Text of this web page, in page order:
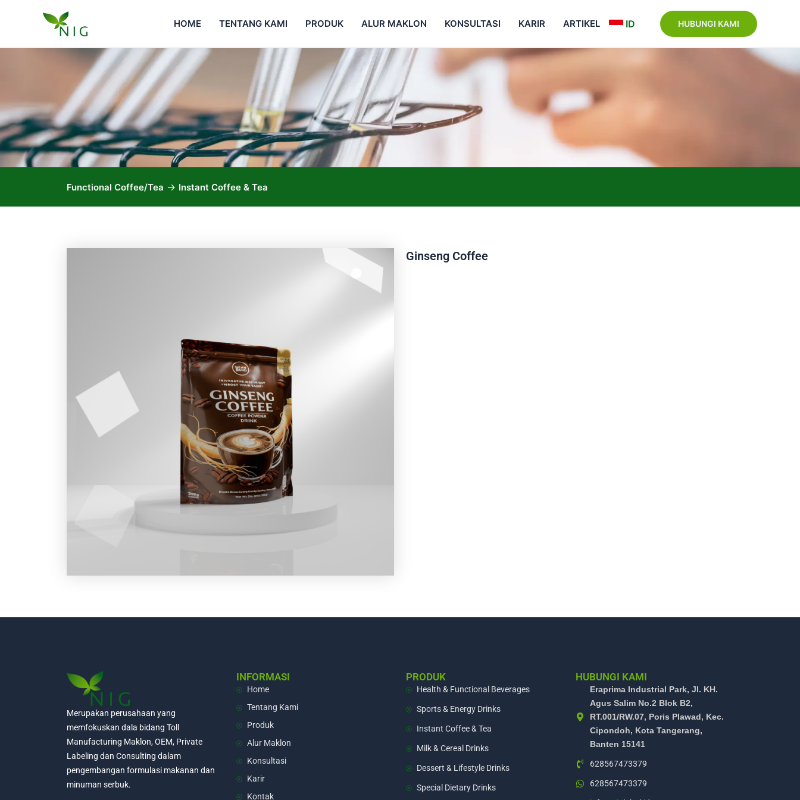
HOME TENTANG KAMI PRODUK ALUR MAKLON KONSULTASI KARIR ARTIKEL ID HUBUNGI KAMI
Functional Coffee/Tea -> Instant Coffee & Tea
Ginseng Coffee
Merupakan perusahaan yang
memfokuskan dala bidang Toll
Manufacturing Maklon, OEM, Private
Labeling dan Consulting dalam
pengembangan formulasi makanan dan
minuman serbuk.
INFORMASI
Home
Tentang Kami
Produk
Alur Maklon
Konsultasi
Karir
Kontak
PRODUK
Health & Functional Beverages
Sports & Energy Drinks
Instant Coffee & Tea
Milk & Cereal Drinks
Dessert & Lifestyle Drinks
Special Dietary Drinks
HUBUNGI KAMI
Eraprima Industrial Park, Jl. KH.
Agus Salim No.2 Blok B2,
RT.001/RW.07, Poris Plawad, Kec.
Cipondoh, Kota Tangerang,
Banten 15141
628567473379
628567473379